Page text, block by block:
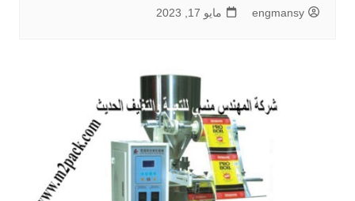
engmansy مايو 17, 2023